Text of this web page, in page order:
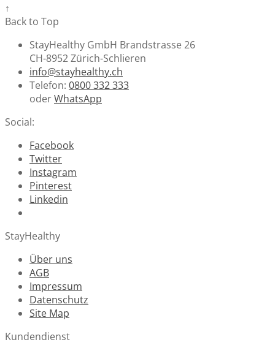
↑
Back to Top
StayHealthy GmbH Brandstrasse 26
CH-8952 Zürich-Schlieren
info@stayhealthy.ch
Telefon: 0800 332 333
oderWhatsApp
Social:
Facebook
Twitter
Instagram
Pinterest
Linkedin
StayHealthy
Über uns
AGB
Impressum
Datenschutz
Site Map
Kundendienst